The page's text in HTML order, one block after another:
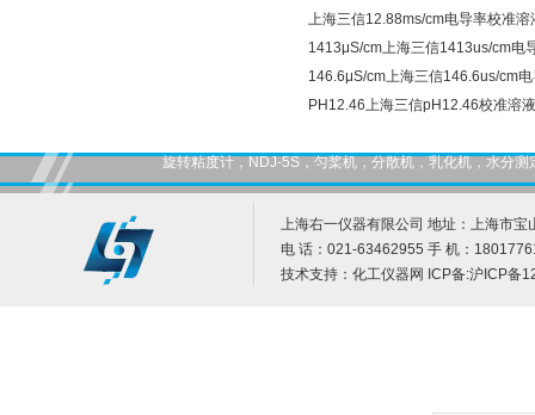
上海三信12.88ms/cm电导率校准溶
1413μS/cm上海三信1413us/cm电
146.6μS/cm上海三信146.6us/cm
PH12.46上海三信pH12.46校准溶
旋转粘度计，NDJ-5S，匀桨机，分散机，乳化机，水分
上海右一仪器有限公司 地址：上海市宝
电 话：021-63462955 手 机：
技术支持： 化工仪器网 ICP备:沪ICP备